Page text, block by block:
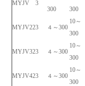
MYJV 3
300
300
MYJV223 ４ ～300
10～
300
MYJV323 ４ ～300
10～
300
MYJV423 ４ ～300
10～
300